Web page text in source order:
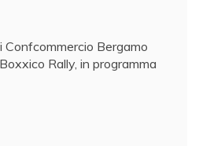
Confcommercio Bergamo
Rally, in programma